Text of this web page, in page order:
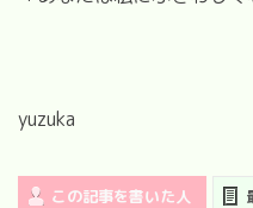
yuzuka
この記事を書いた人